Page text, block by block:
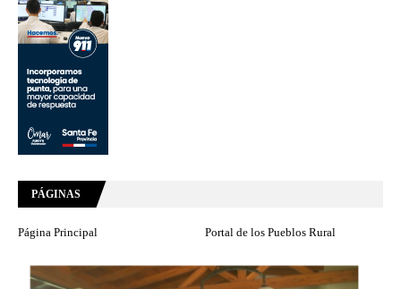
PÁGINAS
Página Principal Portal de los Pueblos Rural